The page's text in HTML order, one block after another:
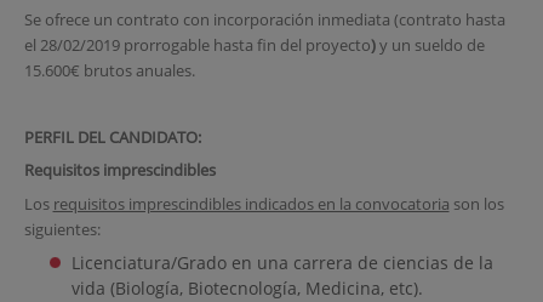
Se ofrece un contrato con incorporación inmediata (contrato hasta
el 28/02/2019 prorrogable hasta fin del proyecto)y un sueldo de
15.600€ brutos anuales.
PERFIL DEL CANDIDATO:
Requisitos imprescindibles
Los requisitos imprescindibles indicados en la convocatoria son los
siguientes:
Licenciatura/Grado en una carrera de ciencias de la
vida (Biología, Biotecnología, Medicina, etc).